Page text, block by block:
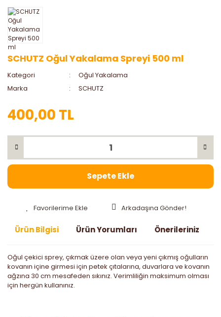
SCHUTZ Oğul Yakalama Spreyi 500 ml
Kategori
Oğul Yakalama
Marka
SCHUTZ
400,00 TL
Sepete Ekle
Arkadaşına Gönder!
Ürün Bilgisi Ürün Yorumları Önerileriniz
Oğul çekici sprey, çıkmak üzere olan veya yeni çıkmış oğulların
kovanın içine girmesi için petek çıtalarına, duvarlara ve kovanın
ağzına 30 cm mesafeden sıkınız. Verimliliğin maksimum olması
için hergün kullanınız.